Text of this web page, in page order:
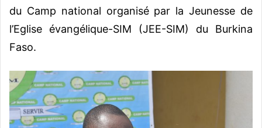
du Camp national organisé par la Jeunesse de
l’Eglise évangélique-SIM (JEE-SIM) du Burkina
Faso.